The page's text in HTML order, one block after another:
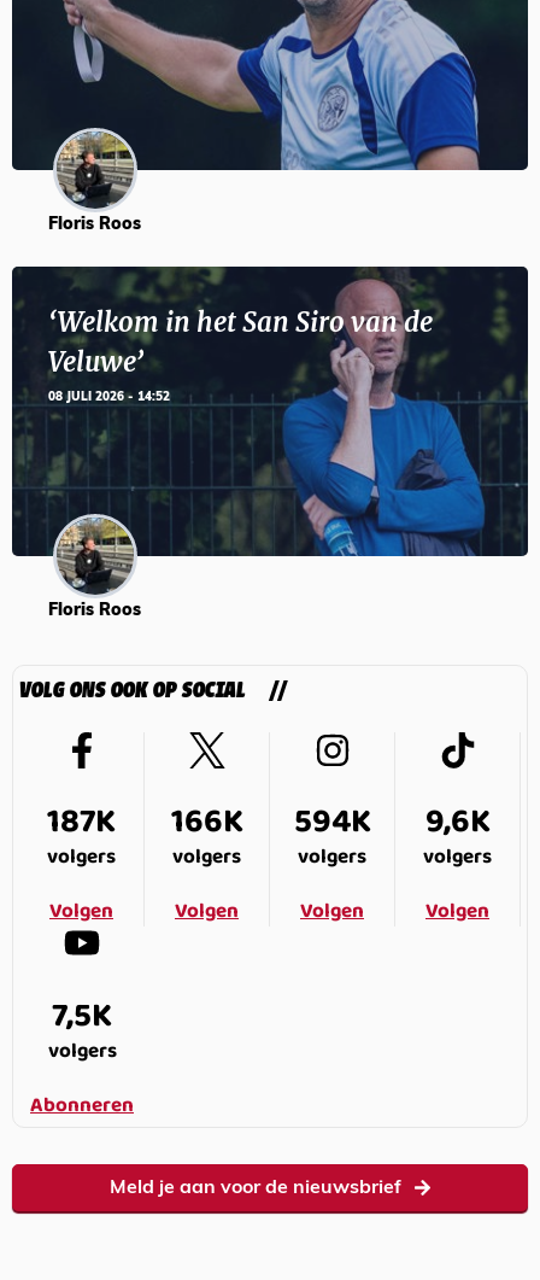
Floris Roos
‘Welkom in het San Siro van de
Veluwe’
08 JULI 2026 - 14:52
Floris Roos
VOLG ONS OOK OP SOCIAL
187K
volgers
Volgen
166K
volgers
Volgen
594K
volgers
Volgen
9,6K
volgers
Volgen
7,5K
volgers
Abonneren
Meld je aan voor de nieuwsbrief